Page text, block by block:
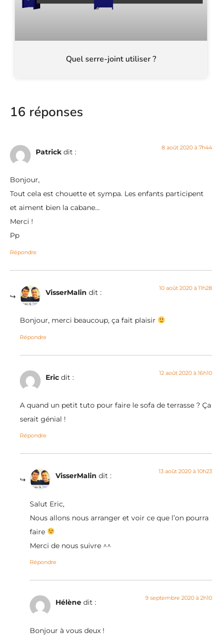
Quel serre-joint utiliser ?
16 réponses
Patrick dit : 8 août 2020 à 7h44
Bonjour,
Tout cela est chouette et sympa. Les enfants participent
et aiment bien la cabane…
Merci !
Pp
Répondre
VisserMalin dit : 10 août 2020 à 11h28
Bonjour, merci beaucoup, ça fait plaisir
Répondre
Eric dit : 12 août 2020 à 16h10
A quand un petit tuto pour faire le sofa de terrasse ? Ça
serait génial !
Répondre
VisserMalin dit : 13 août 2020 à 10h23
Salut Eric,
Nous allons nous arranger et voir ce que l’on pourra
faire
Merci de nous suivre ^^
Répondre
Hélène dit : 9 septembre 2020 à 2h10
Bonjour à vous deux !